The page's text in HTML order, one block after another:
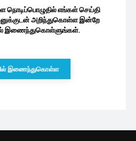
நொடிப்பொழுதில் எங்கள் செய்தி
அறிந்துகொள்ள இன்றே
இணைந்துகொள்ளுங்கள்.
இணைந்துகொள்ள